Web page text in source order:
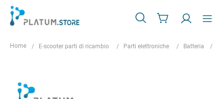
E-scooter parti di ricambio Parti elettroniche Batteria